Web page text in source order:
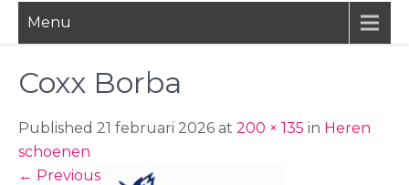
Menu
Coxx Borba
Published 21 februari 2026 at 200 × 135 in Heren
schoenen
← Previous